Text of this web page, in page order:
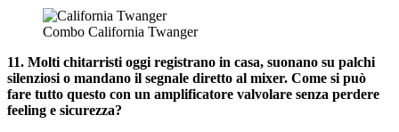
Combo California Twanger
11. Molti chitarristi oggi registrano in casa, suonano su palchi
silenziosi o mandano il segnale diretto al mixer. Come si può
fare tutto questo con un amplificatore valvolare senza perdere
feeling e sicurezza?